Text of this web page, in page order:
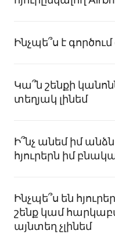
Ինչպե՞ս է
Կա՞ն շենքի
տեղյակ լինեմ
Ի՞նչ անեմ իմ
հյուրերն իմ
Ինչպե՞ս են
շենք կամ
այնտեղ չլինեմ